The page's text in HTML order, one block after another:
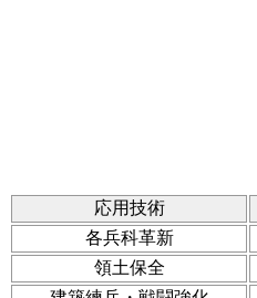
応用技術
各兵科革新
領土保全